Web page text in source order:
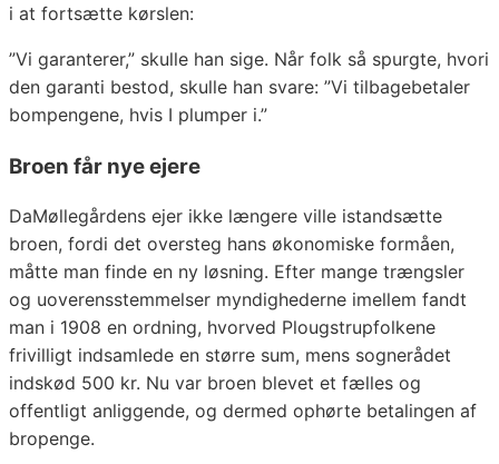
i at fortsætte kørslen:
”Vi garanterer,” skulle han sige. Når folk så spurgte, hvori
den garanti bestod, skulle han svare: ”Vi tilbagebetaler
bompengene, hvis I plumper i.”
Broen får nye ejere
DaMøllegårdens ejer ikke længere ville istandsætte
broen, fordi det oversteg hans økonomiske formåen,
måtte man finde en ny løsning. Efter mange trængsler
og uoverensstemmelser myndighederne imellem fandt
man i 1908 en ordning, hvorved Plougstrupfolkene
frivilligt indsamlede en større sum, mens sognerådet
indskød 500 kr. Nu var broen blevet et fælles og
offentligt anliggende, og dermed ophørte betalingen af
bropenge.